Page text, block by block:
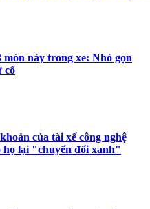
này trong xe: Nhỏ gọn
cố
của tài xế công nghệ
họ lại "chuyển đổi xanh"